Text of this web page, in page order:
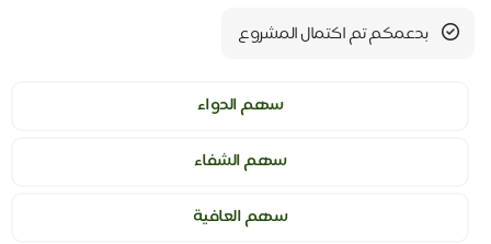
بدعمكم تم اكتمال المشروع
سهم الدواء
سهم الشفاء
سهم العافية